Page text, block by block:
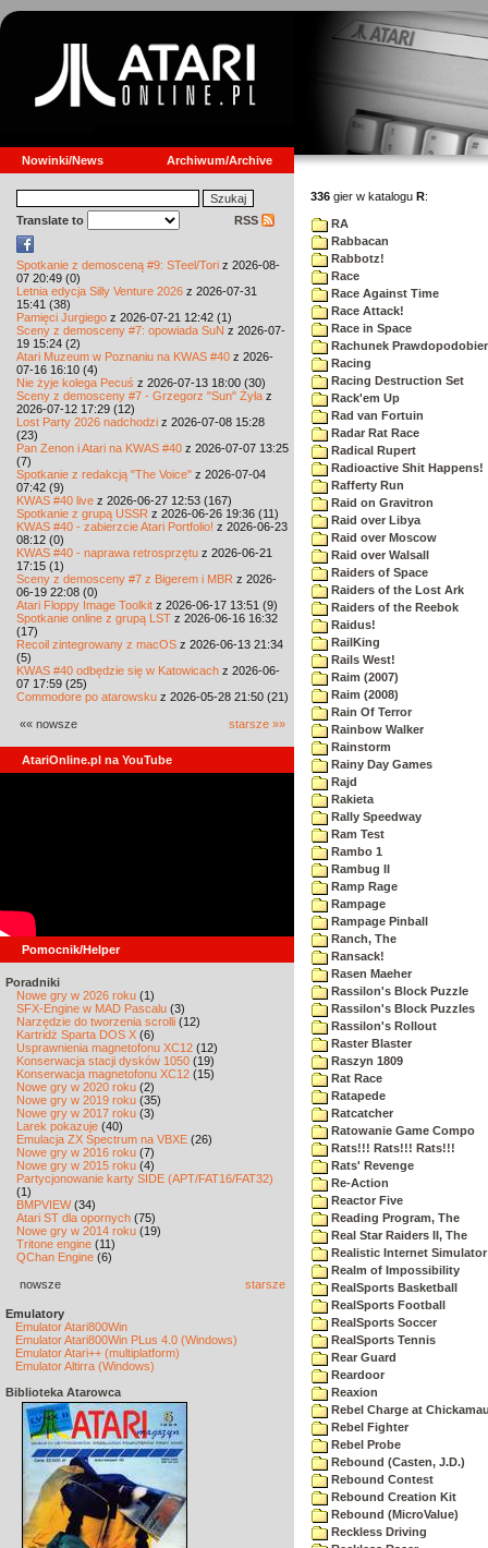
Nowinki/News Archiwum/Archive
Translate to RSS
Spotkanie z demosceną #9: STeel/Tori z 2026-08-
07 20:49 (0)
Letnia edycja Silly Venture 2026 z 2026-07-31
15:41 (38)
Pamięci Jurgiego z 2026-07-21 12:42 (1)
Sceny z demosceny #7: opowiada SuN z 2026-07-
19 15:24 (2)
Atari Muzeum w Poznaniu na KWAS #40 z 2026-
07-16 16:10 (4)
Nie żyje kolega Pecuś z 2026-07-13 18:00 (30)
Sceny z demosceny #7 - Grzegorz "Sun" Żyła z
2026-07-12 17:29 (12)
Lost Party 2026 nadchodzi z 2026-07-08 15:28
(23)
Pan Zenon i Atari na KWAS #40 z 2026-07-07 13:25
(7)
Spotkanie z redakcją "The Voice" z 2026-07-04
07:42 (9)
KWAS #40 live z 2026-06-27 12:53 (167)
Spotkanie z grupą USSR z 2026-06-26 19:36 (11)
KWAS #40 - zabierzcie Atari Portfolio! z 2026-06-23
08:12 (0)
KWAS #40 - naprawa retrosprzętu z 2026-06-21
17:15 (1)
Sceny z demosceny #7 z Bigerem i MBR z 2026-
06-19 22:08 (0)
Atari Floppy Image Toolkit z 2026-06-17 13:51 (9)
Spotkanie online z grupą LST z 2026-06-16 16:32
(17)
Recoil zintegrowany z macOS z 2026-06-13 21:34
(5)
KWAS #40 odbędzie się w Katowicach z 2026-06-
07 17:59 (25)
Commodore po atarowsku z 2026-05-28 21:50 (21)
«« nowsze starsze »»
AtariOnline.pl na YouTube
Pomocnik/Helper
Poradniki
Nowe gry w 2026 roku (1)
SFX-Engine w MAD Pascalu (3)
Narzędzie do tworzenia scrolli (12)
Kartridż Sparta DOS X (6)
Usprawnienia magnetofonu XC12 (12)
Konserwacja stacji dysków 1050 (19)
Konserwacja magnetofonu XC12 (15)
Nowe gry w 2020 roku (2)
Nowe gry w 2019 roku (35)
Nowe gry w 2017 roku (3)
Larek pokazuje (40)
Emulacja ZX Spectrum na VBXE (26)
Nowe gry w 2016 roku (7)
Nowe gry w 2015 roku (4)
Partycjonowanie karty SIDE (APT/FAT16/FAT32)
(1)
BMPVIEW(34)
Atari ST dla opornych (75)
Nowe gry w 2014 roku (19)
Tritone engine (11)
QChan Engine (6)
nowsze starsze
Emulatory
Emulator Atari800Win
Emulator Atari800Win PLus 4.0 (Windows)
Emulator Atari++ (multiplatform)
Emulator Altirra (Windows)
Biblioteka Atarowca
336 gier w katalogu R:
RA
Rabbacan
Rabbotz!
Race
Race Against Time
Race Attack!
Race in Space
Rachunek
Racing
Racing Destruction Set
Rack'em Up
Rad van Fortuin
Radar Rat Race
Radical Rupert
Radioactive Shit Happens!
Rafferty Run
Raid on Gravitron
Raid over Libya
Raid over Moscow
Raid over Walsall
Raiders of Space
Raiders of the Lost Ark
Raiders of the Reebok
Raidus!
RailKing
Rails West!
Raim (2007)
Raim (2008)
Rain Of Terror
Rainbow Walker
Rainstorm
Rainy Day Games
Rajd
Rakieta
Rally Speedway
Ram Test
Rambo 1
Rambug II
Ramp Rage
Rampage
Rampage Pinball
Ranch, The
Ransack!
Rasen Maeher
Rassilon's Block Puzzle
Rassilon's Block Puzzles
Rassilon's Rollout
Raster Blaster
Raszyn 1809
Rat Race
Ratapede
Ratcatcher
Ratowanie Game Compo
Rats!!! Rats!!! Rats!!!
Rats' Revenge
Re-Action
Reactor Five
Reading Program, The
Real Star Raiders II, The
Realistic Internet Simulator
Realm of Impossibility
RealSports Basketball
RealSports Football
RealSports Soccer
RealSports Tennis
Rear Guard
Reardoor
Reaxion
Rebel Charge at
Rebel Fighter
Rebel Probe
Rebound (Casten, J.D.)
Rebound Contest
Rebound Creation Kit
Rebound (MicroValue)
Reckless Driving